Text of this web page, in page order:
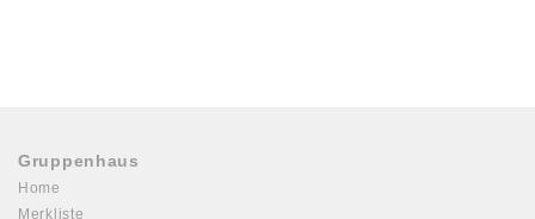
Gruppenhaus
Home
Merkliste